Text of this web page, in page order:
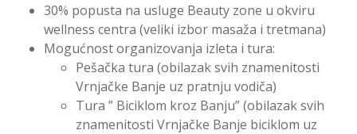
30% popusta na usluge Beauty zone u okviru
wellness centra (veliki izbor masaža i tretmana)
Mogućnost organizovanja izleta i tura:
Pešačka tura (obilazak svih znamenitosti
Vrnjačke Banje uz pratnju vodiča)
Tura ” Biciklom kroz Banju” (obilazak svih
znamenitosti Vrnjačke Banje biciklom uz